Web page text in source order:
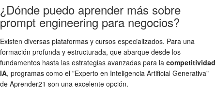
¿Dónde puedo aprender más sobre
prompt engineering para negocios?
Existen diversas plataformas y cursos especializados. Para una
formación profunda y estructurada, que abarque desde los
fundamentos hasta las estrategias avanzadas para la competitividad
IA, programas como el "Experto en Inteligencia Artificial Generativa"
de Aprender21 son una excelente opción.